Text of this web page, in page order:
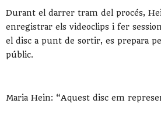
Durant el darrer tram del procés,
enregistrar els videoclips i fer
el disc a punt de sortir, es prepara
públic.
Maria Hein: “Aquest disc em